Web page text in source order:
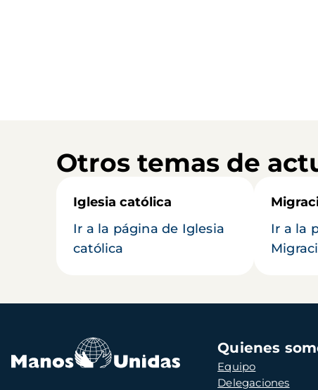
Otros temas de
Iglesia católica
Ir a la página de Iglesia
católica
Ir a la
Navegación
principal
Quienes
Equipo
Delegaciones